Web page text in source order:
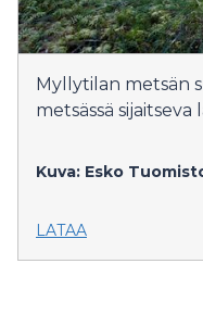
Myllytilan metsän
metsässä sijaitseva
Kuva: Esko
LATAA